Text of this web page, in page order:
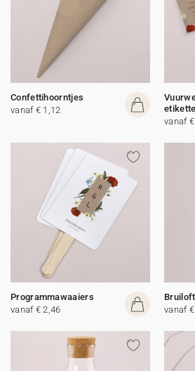
Confettihoorntjes
vanaf € 1,12
vanaf
Programmawaaiers
vanaf € 2,46
vanaf